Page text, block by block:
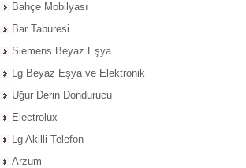
Bahçe Mobilyası
Bar Taburesi
Siemens Beyaz Eşya
Lg Beyaz Eşya ve Elektronik
Uğur Derin Dondurucu
Electrolux
Lg Akilli Telefon
Arzum